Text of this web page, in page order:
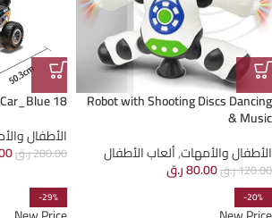
Robot with Shooting Discs Dancing
& Music
الأطفال والأمهات,ألعاب الأطفال
120.00ر.ق80.00ر.ق
18 Scale RC Alloy Car_Blue
الأطفال
280.00ر.ق
-20%
-29%